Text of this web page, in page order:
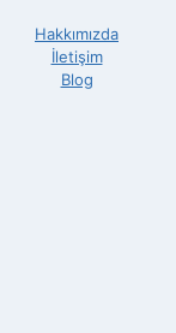
Hakkımızda
İletişim
Blog